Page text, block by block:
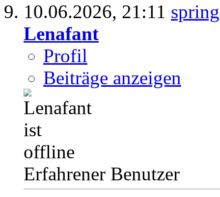
10.06.2026, 21:11
Lenafant
Profil
Beiträge anzeigen
Erfahrener Benutzer